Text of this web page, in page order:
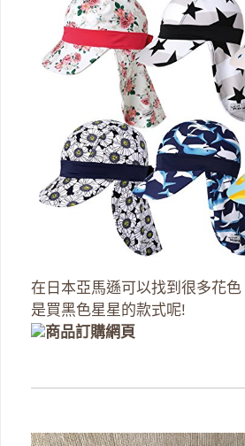
在日本亞馬遜可以找到很多花
是買黑色星星的款式呢!
商品訂購網頁